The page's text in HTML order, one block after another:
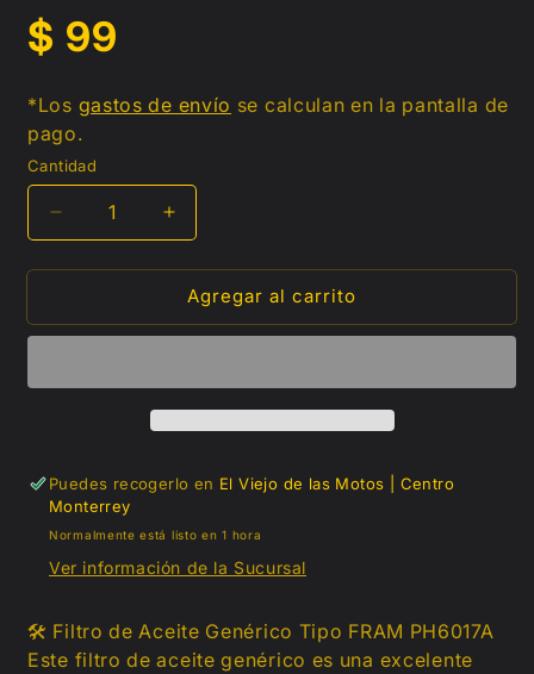
Precio
habitual
$ 99
*Los gastos de envío se calculan en la pantalla de
pago.
Cantidad
Reducir
cantidad
para
de
Aumentar
cantidad
para
Filtro
de
Agregar al carrito
Puedes recogerlo en El Viejo de las Motos | Centro
Monterrey
Normalmente está listo en 1 hora
Ver información de la Sucursal
🛠️ Filtro de Aceite Genérico Tipo FRAM PH6017A
Este filtro de aceite genérico es una excelente